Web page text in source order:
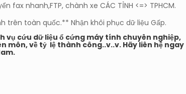
nhanh,FTP, chành xe CÁC TỈNH <=> TPHCM.
trên toàn quốc.** Nhận khôi phục dữ liệu Gấp.
vụ cứu dữ liệu ổ cứng máy tính chuyên nghiệp,
môn, về tỷ lệ thành công..v..v. Hãy liên hệ ngay